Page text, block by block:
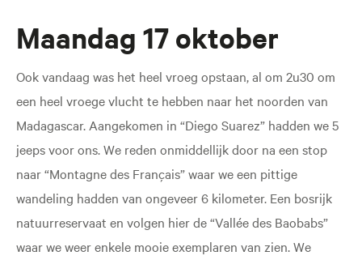
Maandag 17 oktober
Ook vandaag was het heel vroeg opstaan, al om 2u30 om
een heel vroege vlucht te hebben naar het noorden van
Madagascar. Aangekomen in “Diego Suarez” hadden we 5
jeeps voor ons. We reden onmiddellijk door na een stop
naar “Montagne des Français” waar we een pittige
wandeling hadden van ongeveer 6 kilometer. Een bosrijk
natuurreservaat en volgen hier de “Vallée des Baobabs”
waar we weer enkele mooie exemplaren van zien. We